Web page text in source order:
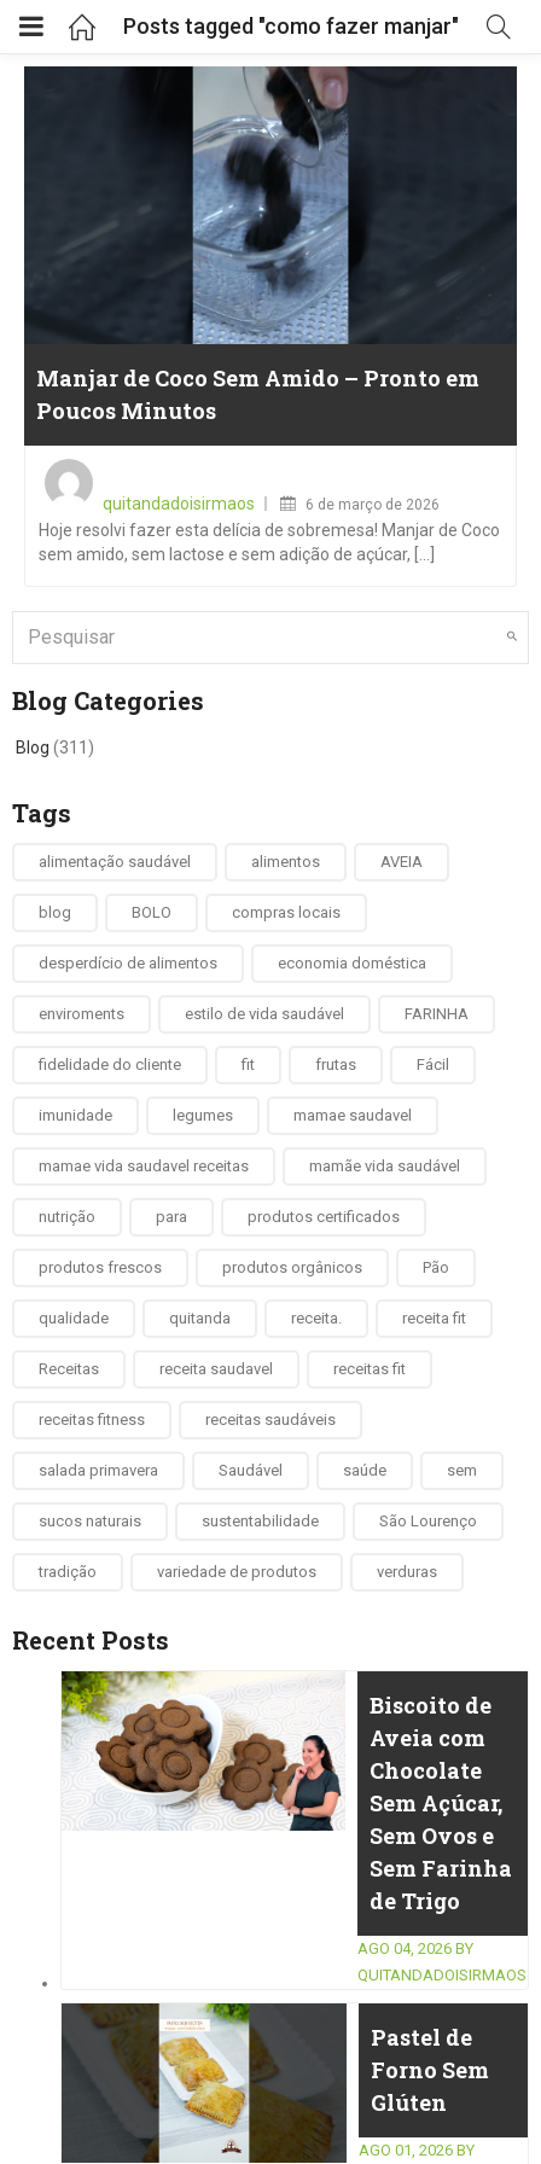
Posts tagged "como fazer manjar"
Manjar de Coco Sem Amido – Pronto em
Poucos Minutos
quitandadoisirmaos
6 de março de 2026
Hoje resolvi fazer esta delícia de sobremesa! Manjar de Coco
sem amido, sem lactose e sem adição de açúcar, [...]
Blog Categories
Blog (311)
Tags
alimentação saudável alimentos AVEIA
blog BOLO compras locais
desperdício de alimentos economia doméstica
enviroments estilo de vida saudável FARINHA
fidelidade do cliente fit frutas Fácil
imunidade legumes mamae saudavel
mamae vida saudavel receitas mamãe vida saudável
nutrição para produtos certificados
produtos frescos produtos orgânicos Pão
qualidade quitanda receita. receita fit
Receitas receita saudavel receitas fit
receitas fitness receitas saudáveis
salada primavera Saudável saúde sem
sucos naturais sustentabilidade São Lourenço
tradição variedade de produtos verduras
Recent Posts
Biscoito de
Aveia com
Chocolate
Sem Açúcar,
Sem Ovos e
Sem Farinha
de Trigo
AGO 04, 2026 BY
QUITANDADOISIRMAOS
Pastel de
Forno Sem
Glúten
AGO 01, 2026 BY